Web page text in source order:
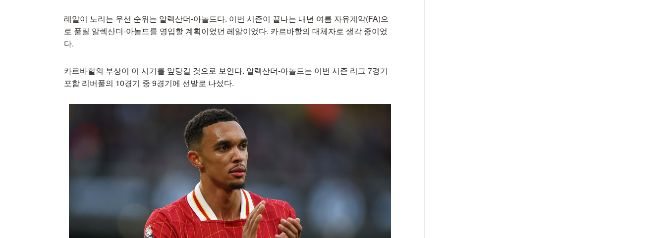
레알이 노리는 우선 순위는 알렉산더-아놀드다. 이번 시즌이 끝나는 내년 여름 자유계약(FA)으
로 풀릴 알렉산더-아놀드를 영입할 계획이었던 레알이었다. 카르바할의 대체자로 생각 중이었
다.
카르바할의 부상이 이 시기를 앞당길 것으로 보인다. 알렉산더-아놀드는 이번 시즌 리그 7경기
포함 리버풀의 10경기 중 9경기에 선발로 나섰다.